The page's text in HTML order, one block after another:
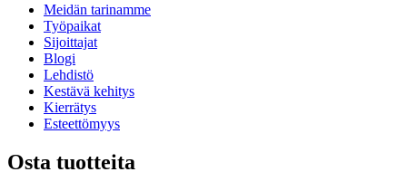
Meidän tarinamme
Työpaikat
Sijoittajat
Blogi
Lehdistö
Kestävä kehitys
Kierrätys
Esteettömyys
Osta tuotteita